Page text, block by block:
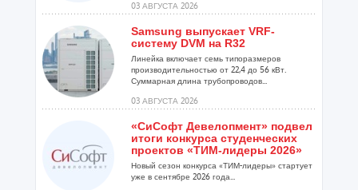
03 АВГУСТА 2026
Samsung выпускает VRF-
систему DVM на R32
Линейка включает семь типоразмеров
производительностью от 22,4 до 56 кВт.
Суммарная длина трубопроводов...
03 АВГУСТА 2026
«СиСофт Девелопмент» подвел
итоги конкурса студенческих
проектов «ТИМ-лидеры 2026»
Новый сезон конкурса «ТИМ-лидеры» стартует
уже в сентябре 2026 года...